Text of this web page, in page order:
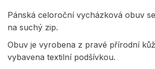
Pánská celoroční vycházková obuv
na suchý zip.
Obuv je vyrobena z pravé přírodní
vybavena textilní podšívkou.